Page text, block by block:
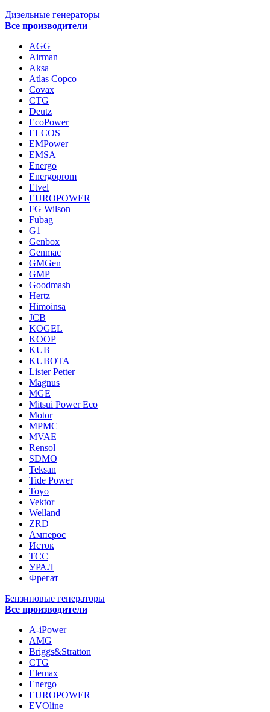
Дизельные генераторы
Все производители
AGG
Airman
Aksa
Atlas Copco
Covax
CTG
Deutz
EcoPower
ELCOS
EMPower
EMSA
Energo
Energoprom
Etvel
EUROPOWER
FG Wilson
Fubag
G1
Genbox
Genmac
GMGen
GMP
Goodmash
Hertz
Himoinsa
JCB
KOGEL
KOOP
KUB
KUBOTA
Lister Petter
Magnus
MGE
Mitsui Power Eco
Motor
MPMC
MVAE
Rensol
SDMO
Teksan
Tide Power
Toyo
Vektor
Welland
ZRD
Амперос
Исток
ТСС
УРАЛ
Фрегат
Бензиновые генераторы
Все производители
A-iPower
AMG
Briggs&Stratton
CTG
Elemax
Energo
EUROPOWER
EVOline